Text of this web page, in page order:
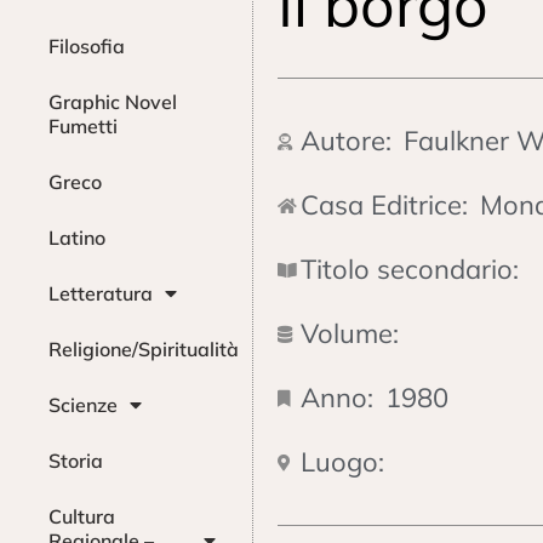
Filosofia
Graphic Novel
Fumetti
Greco
Latino
Letteratura
Religione/Spiritualità
Scienze
Storia
Cultura
Autore: Faulkner
Casa Editrice:
Titolo secondario:
Volume:
Anno: 1980
Luogo: